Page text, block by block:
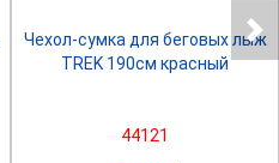
Чехол-сумка для беговых лыж
TREK 190см красный
44121